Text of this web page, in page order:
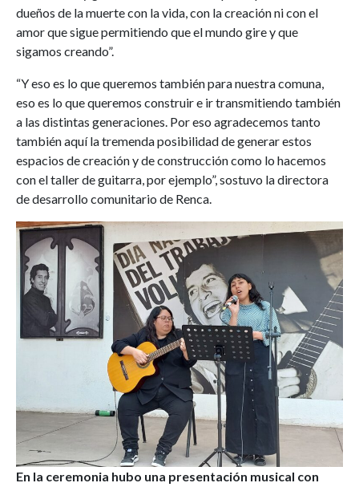
dueños de la muerte con la vida, con la creación ni con el
amor que sigue permitiendo que el mundo gire y que
sigamos creando”.
“Y eso es lo que queremos también para nuestra comuna,
eso es lo que queremos construir e ir transmitiendo también
a las distintas generaciones. Por eso agradecemos tanto
también aquí la tremenda posibilidad de generar estos
espacios de creación y de construcción como lo hacemos
con el taller de guitarra, por ejemplo”, sostuvo la directora
de desarrollo comunitario de Renca.
En la ceremonia hubo una presentación musical con